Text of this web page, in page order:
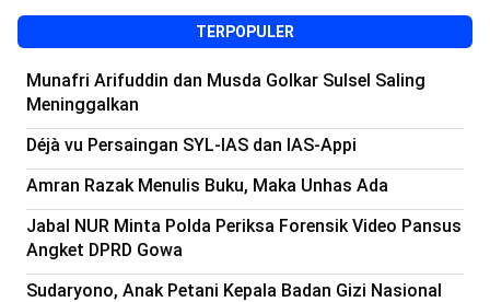
©
Copyright
2026
Beranda
Indonesia
All
Right
Reserved
TERPOPULER
Munafri Arifuddin dan Musda Golkar Sulsel Saling
Meninggalkan
Déjà vu Persaingan SYL-IAS dan IAS-Appi
Amran Razak Menulis Buku, Maka Unhas Ada
Jabal NUR Minta Polda Periksa Forensik Video Pansus
Angket DPRD Gowa
Sudaryono, Anak Petani Kepala Badan Gizi Nasional